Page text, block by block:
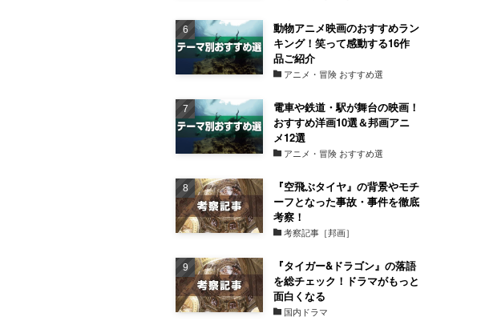
動物アニメ映画のおすすめラン
キング！笑って感動する16作
品ご紹介
アニメ・冒険 おすすめ選
電車や鉄道・駅が舞台の映画！
おすすめ洋画10選＆邦画アニ
メ12選
アニメ・冒険 おすすめ選
『空飛ぶタイヤ』の背景やモチ
ーフとなった事故・事件を徹底
考察！
考察記事［邦画］
『タイガー&ドラゴン』の落語
を総チェック！ドラマがもっと
面白くなる
国内ドラマ